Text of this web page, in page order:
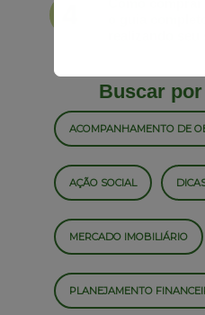
Buscar
ACOMPANHAMENTO DE
AÇÃO SOCIAL
MERCADO IMOBILIÁRIO
PLANEJAMENTO